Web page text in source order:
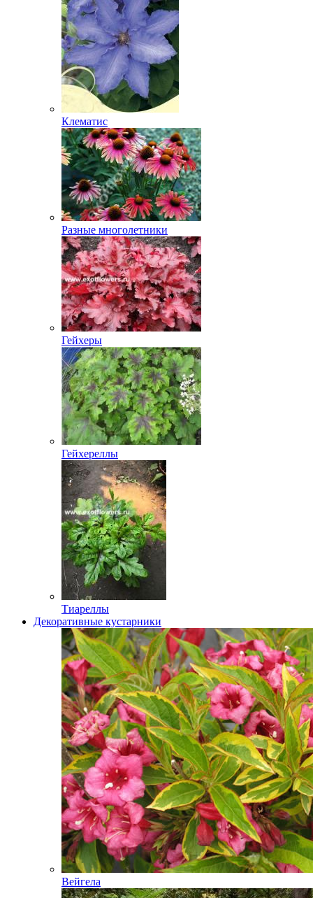
Клематис
Разные многолетники
Гейхеры
Гейхереллы
Тиареллы
Декоративные кустарники
Вейгела